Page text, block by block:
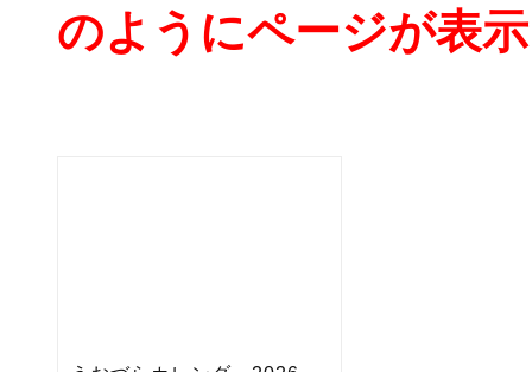
のようにページが表